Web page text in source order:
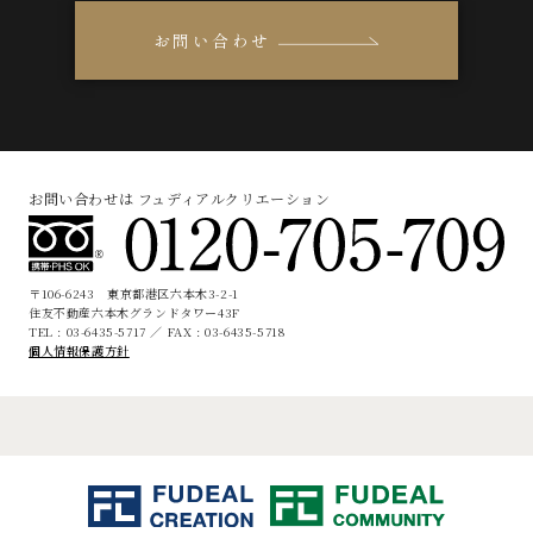
お問い合わせ
お問い合わせは フュディアルクリエーション
〒106-6243 東京都港区六本木3-2-1
住友不動産六本木グランドタワー43F
TEL : 03-6435-5717 ／ FAX : 03-6435-5718
個人情報保護方針